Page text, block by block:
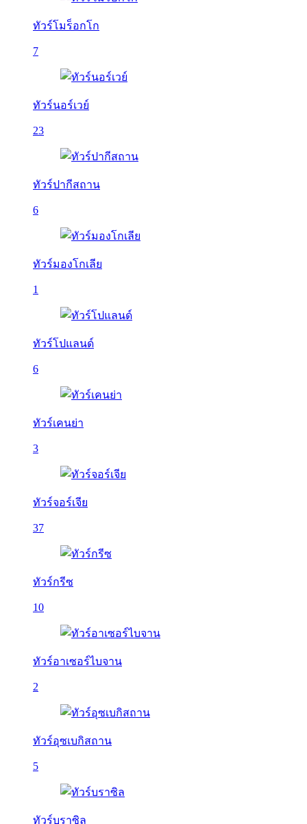
ทัวร์โมร็อกโก
7
ทัวร์นอร์เวย์
23
ทัวร์ปากีสถาน
6
ทัวร์มองโกเลีย
1
ทัวร์โปแลนด์
6
ทัวร์เคนย่า
3
ทัวร์จอร์เจีย
37
ทัวร์กรีซ
10
ทัวร์อาเซอร์ไบจาน
2
ทัวร์อุซเบกิสถาน
5
ทัวร์บราซิล